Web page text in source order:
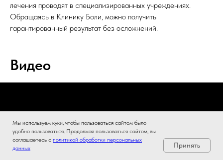
лечения проводят в специализированных учреждениях.
Обращаясь в Клинику Боли, можно получить
гарантированный результат без осложнений.
Видео
Мы используем куки, чтобы пользоваться сайтом было
удобно пользоваться. Продолжая пользоваться сайтом, вы
соглашаетесь с политикой обработки персональных
данных
Принять